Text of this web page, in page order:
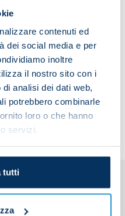
contenuti ed
dei social media e per
inoltre
il nostro sito con i
analisi dei dati web,
potrebbero combinarle
loro o che hanno
servizi.
tutti
Leo Ostigard has
transfer.
and support the